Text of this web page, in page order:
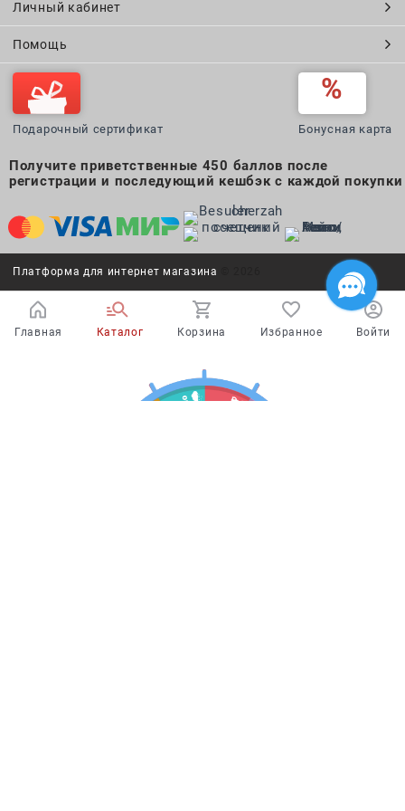
Личный кабинет
Помощь
Подарочный сертификат Бонусная карта
Получите приветственные 450 баллов после
регистрации и последующий кешбэк с каждой покупки
Платформа для интернет магазина
Главная Каталог Корзина Избранное Войти